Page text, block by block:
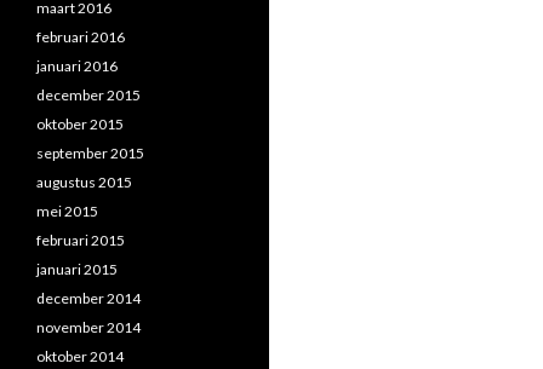
maart 2016
februari 2016
januari 2016
december 2015
oktober 2015
september 2015
augustus 2015
mei 2015
februari 2015
januari 2015
december 2014
november 2014
oktober 2014